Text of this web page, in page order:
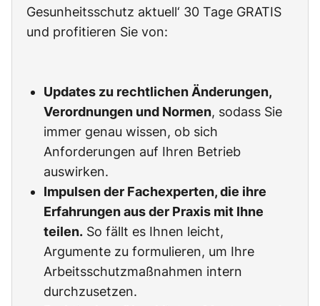
Gesunheitsschutz aktuell‘ 30 Tage GRATIS
und profitieren Sie von:
Updates zu rechtlichen Änderungen,
Verordnungen und Normen, sodass Sie
immer genau wissen, ob sich
Anforderungen auf Ihren Betrieb
auswirken.
Impulsen der Fachexperten, die ihre
Erfahrungen aus der Praxis mit Ihne
teilen. So fällt es Ihnen leicht,
Argumente zu formulieren, um Ihre
Arbeitsschutzmaßnahmen intern
durchzusetzen.